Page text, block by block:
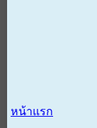
หน้าแรก